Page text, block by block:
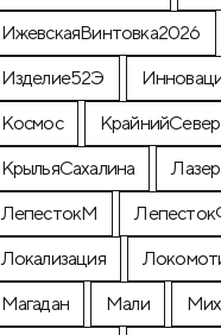
ИжевскаяВинтовка2026
Изделие52Э
Космос
КрайнийСевер
КрыльяСахалина
Лазер
ЛепестокМ
Локализация
Магадан
Мали